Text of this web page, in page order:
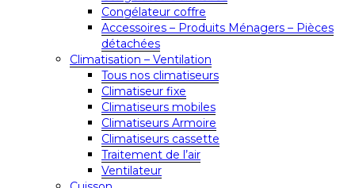
Congélateur coffre
Accessoires – Produits Ménagers – Pièces
détachées
Climatisation – Ventilation
Tous nos climatiseurs
Climatiseur fixe
Climatiseurs mobiles
Climatiseurs Armoire
Climatiseurs cassette
Traitement de l’air
Ventilateur